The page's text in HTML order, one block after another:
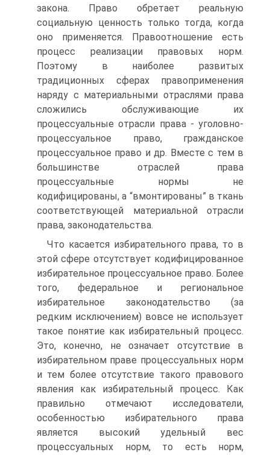
закона. Право обретает реальную
социальную ценность только тогда, когда
оно применяется. Правоотношение есть
процесс реализации правовых норм.
Поэтому в наиболее развитых
традиционных сферах правоприменения
наряду с материальными отраслями права
сложились обслуживающие их
процессуальные отрасли права - уголовно-
процессуальное право, гражданское
процессуальное право и др. Вместе с тем в
большинстве отраслей права
процессуальные нормы не
кодифицированы, а “вмонтированы” в ткань
соответствующей материальной отрасли
права, законодательства.
Что касается избирательного права, то в
этой сфере отсутствует кодифицированное
избирательное процессуальное право. Более
того, федеральное и региональное
избирательное законодательство (за
редким исключением) вовсе не использует
такое понятие как избирательный процесс.
Это, конечно, не означает отсутствие в
избирательном праве процессуальных норм
и тем более отсутствие такого правового
явления как избирательный процесс. Как
правильно отмечают исследователи,
особенностью избирательного права
является высокий удельный вес
процессуальных норм, то есть норм,